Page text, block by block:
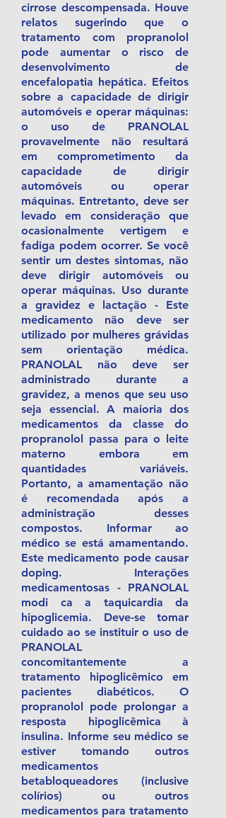
cirrose descompensada. Houve
relatos sugerindo que o
tratamento com propranolol
pode aumentar o risco de
desenvolvimento de
encefalopatia hepática. Efeitos
sobre a capacidade de dirigir
automóveis e operar máquinas:
o uso de PRANOLAL
provavelmente não resultará
em comprometimento da
capacidade de dirigir
automóveis ou operar
máquinas. Entretanto, deve ser
levado em consideração que
ocasionalmente vertigem e
fadiga podem ocorrer. Se você
sentir um destes sintomas, não
deve dirigir automóveis ou
operar máquinas. Uso durante
a gravidez e lactação - Este
medicamento não deve ser
utilizado por mulheres grávidas
sem orientação médica.
PRANOLAL não deve ser
administrado durante a
gravidez, a menos que seu uso
seja essencial. A maioria dos
medicamentos da classe do
propranolol passa para o leite
materno embora em
quantidades variáveis.
Portanto, a amamentação não
é recomendada após a
administração desses
compostos. Informar ao
médico se está amamentando.
Este medicamento pode causar
doping. Interações
medicamentosas - PRANOLAL
modi ca a taquicardia da
hipoglicemia. Deve-se tomar
cuidado ao se instituir o uso de
PRANOLAL
concomitantemente a
tratamento hipoglicêmico em
pacientes diabéticos. O
propranolol pode prolongar a
resposta hipoglicêmica à
insulina. Informe seu médico se
estiver tomando outros
medicamentos
betabloqueadores (inclusive
colírios) ou outros
medicamentos para tratamento